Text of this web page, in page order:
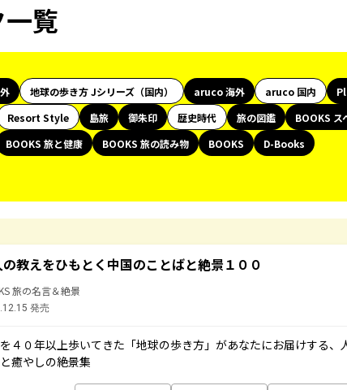
覧
地球の歩き方 Jシリーズ（国内） aruco 海外 aruco 国内
Resort Style 島旅 御朱印 歴史時代 旅の図鑑
BOOKS ス
BOOKS 旅と健康 BOOKS 旅の読み物 BOOKS
D-Books
教えをひもとく中国のことばと絶景１００
旅の名言＆絶景
発売
４０年以上歩いてきた「地球の歩き方」があなたにお届けする、
癒やしの絶景集